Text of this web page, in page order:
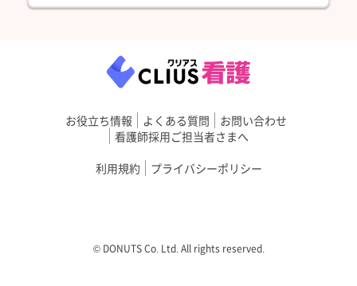
お役立ち情報 よくある質問
お問い合わせ
看護師採用ご担当者さまへ
利用規約
プライバシーポリシー
©︎ DONUTS Co. Ltd. All rights reserved.